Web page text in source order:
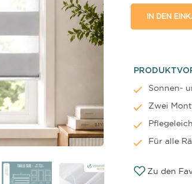
IN DEN
Sonnen-
Zwei
Für alle
Zu den